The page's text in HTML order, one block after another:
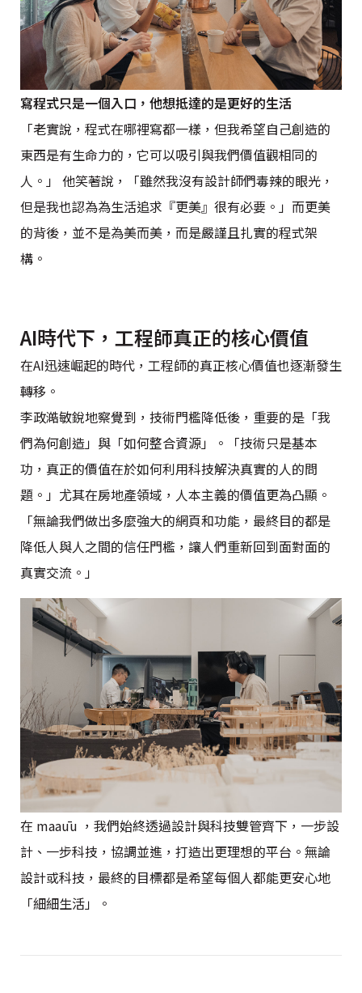
寫程式只是一個入口，他想抵達的是更好的生活
「老實說，程式在哪裡寫都一樣，但我希望自己創造的
東西是有生命力的，它可以吸引與我們價值觀相同的
人。」 他笑著說，「雖然我沒有設計師們毒辣的眼光，
但是我也認為為生活追求『更美』很有必要。」而更美
的背後，並不是為美而美，而是嚴謹且扎實的程式架
構。
AI時代下，工程師真正的核心價值
在AI迅速崛起的時代，工程師的真正核心價值也逐漸發生
轉移。
李政澔敏銳地察覺到，技術門檻降低後，重要的是「我
們為何創造」與「如何整合資源」。「技術只是基本
功，真正的價值在於如何利用科技解決真實的人的問
題。」尤其在房地產領域，人本主義的價值更為凸顯。
「無論我們做出多麼強大的網頁和功能，最終目的都是
降低人與人之間的信任門檻，讓人們重新回到面對面的
真實交流。」
在 maaūu ，我們始終透過設計與科技雙管齊下，一步設
計、一步科技，協調並進，打造出更理想的平台。無論
設計或科技，最終的目標都是希望每個人都能更安心地
「細細生活」。